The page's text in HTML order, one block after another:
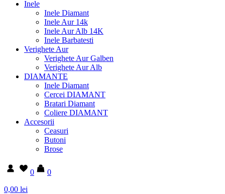
Inele
Inele Diamant
Inele Aur 14k
Inele Aur Alb 14K
Inele Barbatesti
Verighete Aur
Verighete Aur Galben
Verighete Aur Alb
DIAMANTE
Inele Diamant
Cercei DIAMANT
Bratari Diamant
Coliere DIAMANT
Accesorii
Ceasuri
Butoni
Brose
0
0
0,00 lei